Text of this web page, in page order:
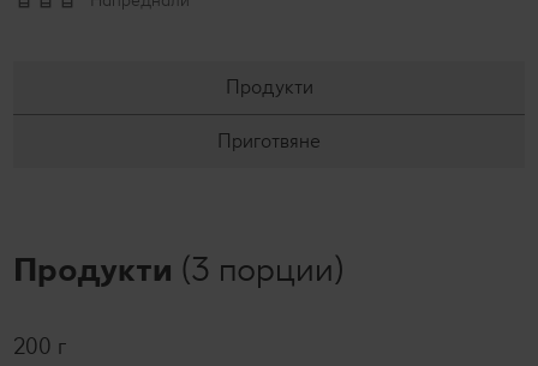
Продукти
Приготвяне
Продукти (3 порции)
200 г